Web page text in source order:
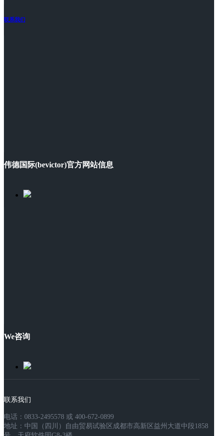
联系我们
伟德国际(bevictor)官方网站信息
We咨询
联系我们
电话：0833-2495578 或 400-672-0899
地址：中国（四川）自由贸易试验区成都市高新区益州大道中段1858